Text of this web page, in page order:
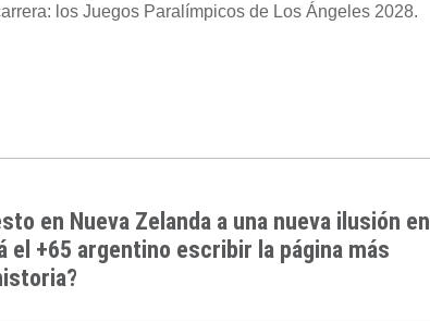
los Juegos Paralímpicos de Los Ángeles 2028.
en Nueva Zelanda a una nueva ilusión en
el +65 argentino escribir la página más